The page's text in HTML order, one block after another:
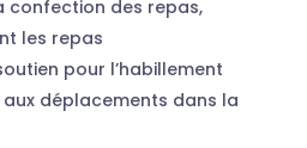
confection des repas,
les repas
pour l’habillement
déplacements dans la